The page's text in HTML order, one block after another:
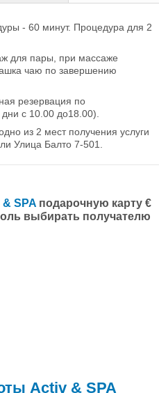
- 60 минут. Процедура для 2
для пары, при массаже
чаю по завершению
резервация по
с 10.00 до18.00).
из 2 мест получения услуги
Улица Балто 7-501.
SPA подарочную карту €
выбирать получателю
Activ & SPA